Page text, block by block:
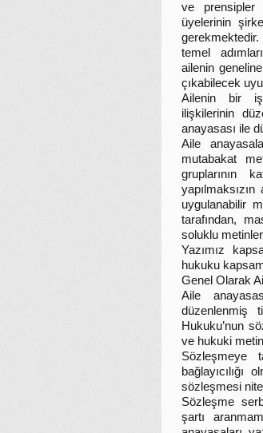
ve prensipler
üyelerinin
temel
ailenin
çıkabilecek
Ailenin bir
ilişkilerinin
anayasası ile
Aile
mutabakat
gruplarının
uygulanabilir
tarafından,
soluklu
Yazımız
hukuku
Genel Olarak
Aile
düzenlenmiş
Hukuku’nun
ve hukuki
Sözleşmeye
sözleşmesi
Sözleşme
şartı